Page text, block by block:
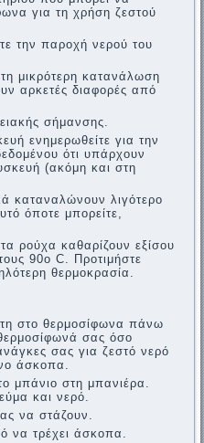
για τη χρήση ζεστού
την παροχή νερού του
μικρότερη κατανάλωση
αρκετές διαφορές από
σήμανσης.
ενημερωθείτε για την
ότι υπάρχουν
(ακόμη και στη
καταναλώνουν λιγότερο
όποτε μπορείτε,
ρούχα καθαρίζουν εξίσου
90ο C. Προτιμήστε
θερμοκρασία.
στο θερμοσίφωνα πάνω
σας όσο
σας για ζεστό νερό
άσκοπα.
μπάνιο στη μπανιέρα.
και νερό.
να στάζουν.
να τρέχει άσκοπα.